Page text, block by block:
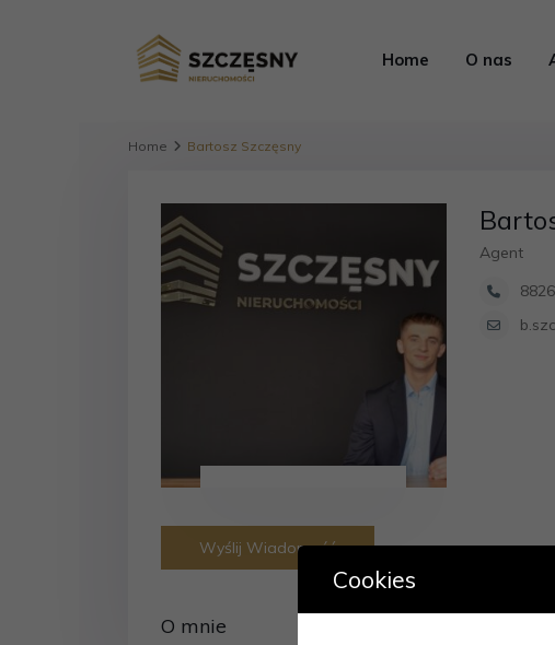
Home O nas
Home Bartosz Szczęsny
Agent
Wyślij Wiadomość
O mnie
Cookies